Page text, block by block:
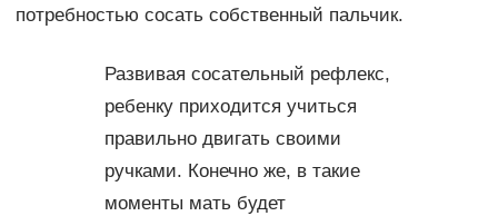
потребностью сосать собственный пальчик.
Развивая сосательный рефлекс,
ребенку приходится учиться
правильно двигать своими
ручками. Конечно же, в такие
моменты мать будет